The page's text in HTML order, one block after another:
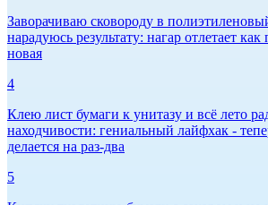
Заворачиваю сковороду в
нарадуюсь результату: нагар отлетает
новая
4
Клею лист бумаги к унитазу и всё лето
находчивости: гениальный лайфхак -
делается на раз-два
5